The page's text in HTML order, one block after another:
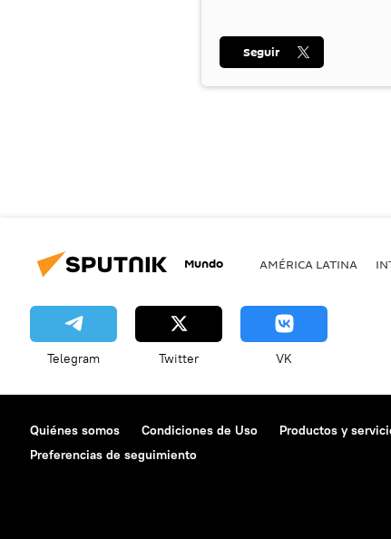
Seguir
Mundo AMÉRICA LATINA
Telegram Twitter VK
Quiénes somos Condiciones de Uso Productos y
Preferencias de seguimiento